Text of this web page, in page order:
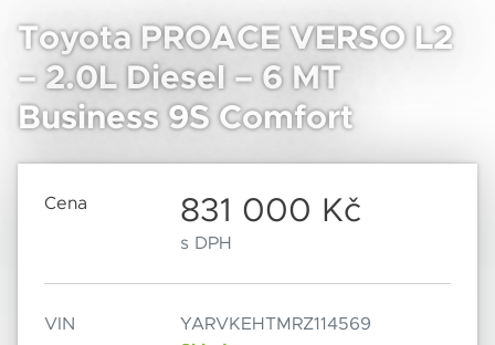
Toyota PROACE VERSO L2
– 2.0L Diesel – 6 MT
Business 9S Comfort
Cena 831 000 Kč
s DPH
VIN YARVKEHTMRZ114569
Chebská 392/116B
Po–Pá: 8:00–18:00
Datum
E-mail
Telefon
Popis